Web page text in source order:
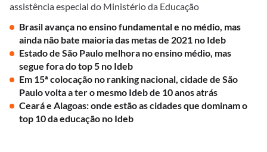
assistência especial do Ministério da Educação
Brasil avança no ensino fundamental e no médio, mas
ainda não bate maioria das metas de 2021 no Ideb
Estado de São Paulo melhora no ensino médio, mas
segue fora do top 5 no Ideb
Em 15ª colocação no ranking nacional, cidade de São
Paulo volta a ter o mesmo Ideb de 10 anos atrás
Ceará e Alagoas: onde estão as cidades que dominam o
top 10 da educação no Ideb